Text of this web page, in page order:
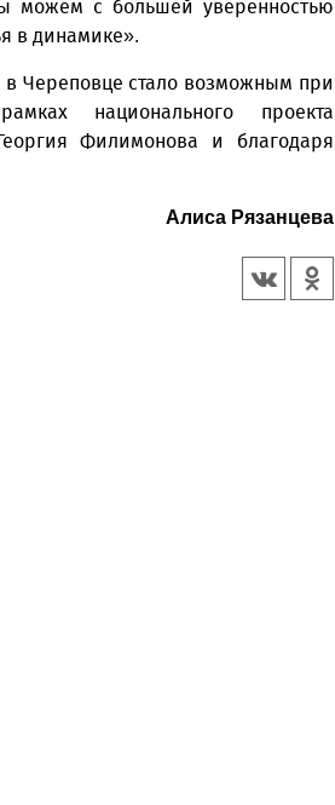
можем с большей уверенностью
в динамике».
Череповце стало возможным при
национального проекта
Филимонова и благодаря
Алиса Рязанцева